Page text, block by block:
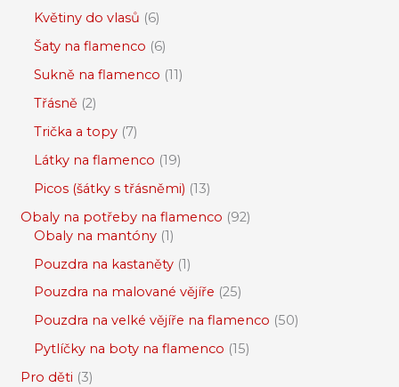
Květiny do vlasů 6
Šaty na flamenco 6
Sukně na flamenco 11
Třásně 2
Trička a topy 7
Látky na flamenco 19
Picos (šátky s třásněmi) 13
Obaly na potřeby na flamenco 92
Obaly na mantóny 1
Pouzdra na kastaněty 1
Pouzdra na malované vějíře 25
Pouzdra na velké vějíře na flamenco 50
Pytlíčky na boty na flamenco 15
Pro děti 3